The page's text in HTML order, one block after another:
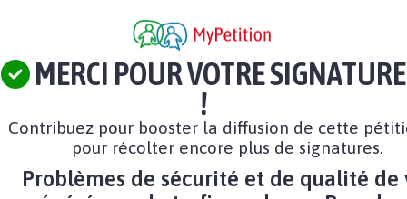
MERCI POUR VOTRE SIGNATURE
!
Contribuez pour booster la diffusion de cette
pour récolter encore plus de signatures.
Problèmes de sécurité et de qualité de